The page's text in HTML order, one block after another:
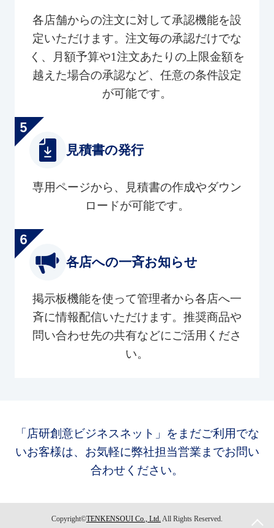
各店舗からの注文に対して承認機能を設
定いただけます。注文毎の承認だけでな
く、月額予算や1注文あたりの上限金額を
越えた場合の承認など、任意の条件設定
が可能です。
見積書の発行
専用ページから、見積書の作成やダウン
ロードが可能です。
各店への一斉お知らせ
掲示板機能を使って管理者から各店へ一
斉に情報配信いただけます。推奨商品や
問い合わせ先の共有などにご活用くださ
い。
「店研創意ビジネスネット」をまだご利用でな
いお客様は、お気軽に弊社担当営業までお問い
合わせください。
Copyright©TENKENSOUI Co., Ltd. All Rights Reserved.